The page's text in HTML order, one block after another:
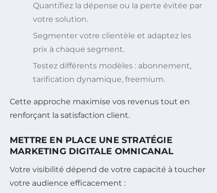
Quantifiez la dépense ou la perte évitée par
votre solution.
Segmenter votre clientèle et adaptez les
prix à chaque segment.
Testez différents modèles : abonnement,
tarification dynamique, freemium.
Cette approche maximise vos revenus tout en
renforçant la satisfaction client.
METTRE EN PLACE UNE STRATÉGIE
MARKETING DIGITALE OMNICANAL
Votre visibilité dépend de votre capacité à toucher
votre audience efficacement :